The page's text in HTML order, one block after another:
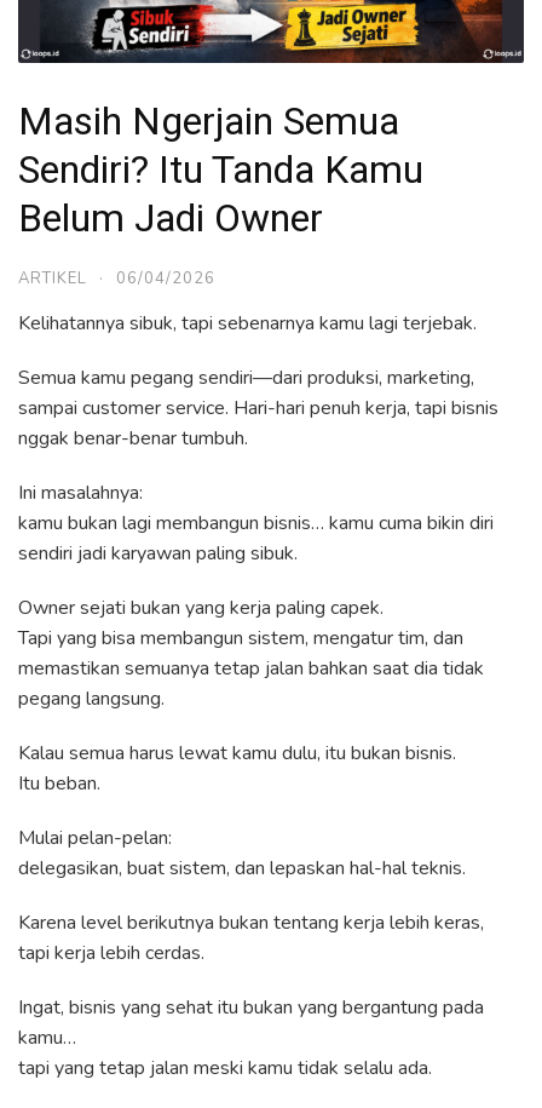
Masih Ngerjain Semua
Sendiri? Itu Tanda Kamu
Belum Jadi Owner
ARTIKEL · 06/04/2026
Kelihatannya sibuk, tapi sebenarnya kamu lagi terjebak.
Semua kamu pegang sendiri—dari produksi, marketing,
sampai customer service. Hari-hari penuh kerja, tapi bisnis
nggak benar-benar tumbuh.
Ini masalahnya:
kamu bukan lagi membangun bisnis… kamu cuma bikin diri
sendiri jadi karyawan paling sibuk.
Owner sejati bukan yang kerja paling capek.
Tapi yang bisa membangun sistem, mengatur tim, dan
memastikan semuanya tetap jalan bahkan saat dia tidak
pegang langsung.
Kalau semua harus lewat kamu dulu, itu bukan bisnis.
Itu beban.
Mulai pelan-pelan:
delegasikan, buat sistem, dan lepaskan hal-hal teknis.
Karena level berikutnya bukan tentang kerja lebih keras,
tapi kerja lebih cerdas.
Ingat, bisnis yang sehat itu bukan yang bergantung pada
kamu…
tapi yang tetap jalan meski kamu tidak selalu ada.